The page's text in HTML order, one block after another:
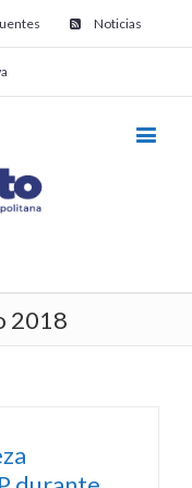
Noticias
2018